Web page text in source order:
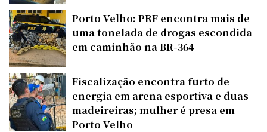
Porto Velho: PRF encontra mais de
uma tonelada de drogas escondida
em caminhão na BR-364
Fiscalização encontra furto de
energia em arena esportiva e duas
madeireiras; mulher é presa em
Porto Velho